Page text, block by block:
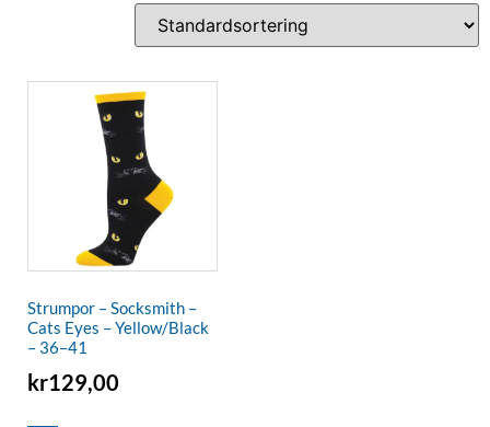
Strumpor – Socksmith –
Cats Eyes – Yellow/Black
– 36–41
kr129,00